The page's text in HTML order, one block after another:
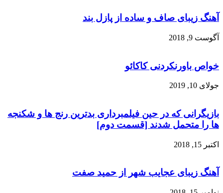
آهنگ زیبای صاف و ساده از پازل بند
آگوست 9, 2018
خواص باورنکردنی کاکائو
جولای 10, 2019
بازیگرانی که در حین فیلمبرداری بدترین رنج ها و شکنجه
ها را متحمل شدند [قسمت دوم]
اکتبر 15, 2018
آهنگ زیبای عجایب شهر از حمید صفت